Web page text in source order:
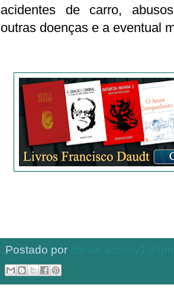
acidentes de carro,
outras doenças e a eventual
Postado por